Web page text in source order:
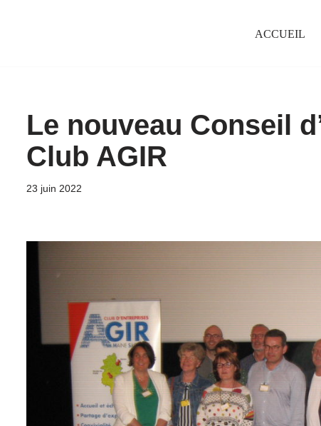
ACCUEIL
Le nouveau Conseil
Club AGIR
23 juin 2022